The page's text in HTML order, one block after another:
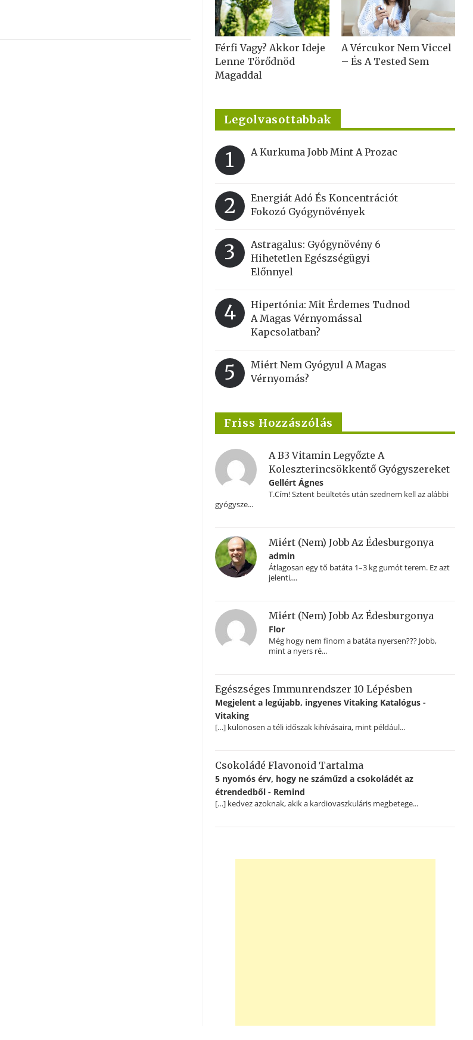
Férfi Vagy? Akkor Ideje
Lenne Törődnöd
Magaddal
A Vércukor Nem Viccel
– És A Tested Sem
Legolvasottabbak
1 A Kurkuma Jobb Mint A Prozac
2
Energiát Adó És Koncentrációt
Fokozó Gyógynövények
3
Astragalus: Gyógynövény 6
Hihetetlen Egészségügyi
Előnnyel
4
Hipertónia: Mit Érdemes Tudnod
A Magas Vérnyomással
Kapcsolatban?
5
Miért Nem Gyógyul A Magas
Vérnyomás?
Friss Hozzászólás
A B3 Vitamin Legyőzte A
Koleszterincsökkentő Gyógyszereket
Gellért Ágnes
T.Cím! Sztent beültetés után szednem kell az alábbi
gyógysze...
Miért (nem) Jobb Az Édesburgonya
admin
Átlagosan egy tő batáta 1–3 kg gumót terem. Ez azt
jelenti,...
Miért (nem) Jobb Az Édesburgonya
Flor
Még hogy nem finom a batáta nyersen??? Jobb,
mint a nyers ré...
Egészséges Immunrendszer 10 Lépésben
Megjelent a legújabb, ingyenes Vitaking Katalógus -
Vitaking
[…] különösen a téli időszak kihívásaira, mint például...
Csokoládé Flavonoid Tartalma
5 nyomós érv, hogy ne száműzd a csokoládét az
étrendedből - Remind
[…] kedvez azoknak, akik a kardiovaszkuláris megbetege...